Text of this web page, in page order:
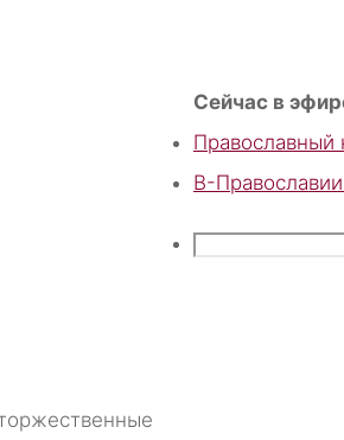
Сейчас в
Православный
В-